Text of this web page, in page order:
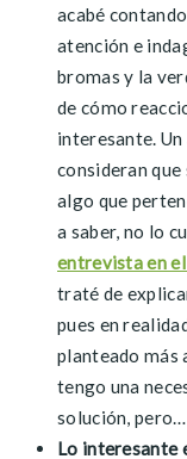
acabé
atención e
bromas y la
de cómo
interesante.
consideran
algo que
a saber, no lo
entrevista en
traté de
pues en
planteado más
tengo una
solución, pero…
Lo interesante